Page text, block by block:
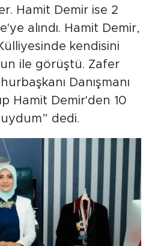
Hamit Demir ise 2
alındı. Hamit Demir,
kendisini
ile görüştü. Zafer
Danışmanı
Hamit Demir'den 10
dedi.